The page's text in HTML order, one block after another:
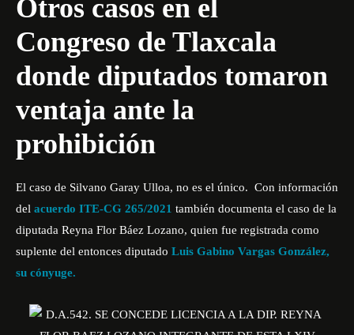
Otros casos en el
Congreso de Tlaxcala
donde diputados tomaron
ventaja ante la
prohibición
El caso de Silvano Garay Ulloa, no es el único. Con información
del acuerdo ITE-CG 265/2021 también documenta el caso de la
diputada Reyna Flor Báez Lozano, quien fue registrada como
suplente del entonces diputado Luis Gabino Vargas González,
su cónyuge.